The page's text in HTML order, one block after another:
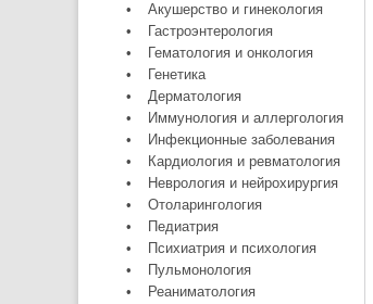
•
Акушерство и гинекология
•
Гастроэнтерология
•
Гематология и онкология
•
Генетика
•
Дерматология
•
Иммунология и аллергология
•
Инфекционные заболевания
•
Кардиология и ревматология
•
Неврология и нейрохирургия
•
Отоларингология
•
Педиатрия
•
Психиатрия и психология
•
Пульмонология
•
Реаниматология